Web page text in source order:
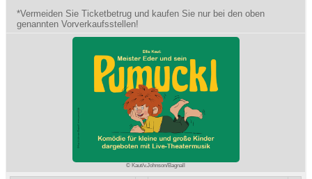
*Vermeiden Sie Ticketbetrug und kaufen Sie nur bei den oben
genannten Vorverkaufsstellen!
© Kaut/v.Johnson/Bagnall